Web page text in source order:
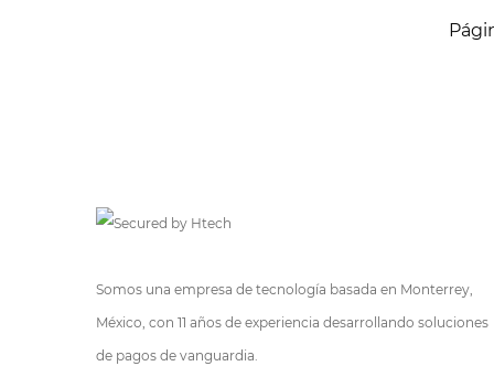
Somos una empresa de tecnología basada en Monterrey,
México, con 11 años de experiencia desarrollando soluciones
de pagos de vanguardia.